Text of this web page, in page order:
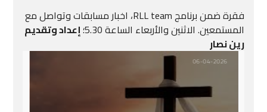
فقرة ضمن برنامج RLL team، اخبار مسابقات وتواصل مع
المستمعين. الاثنين والأربعاء الساعة 5.30؛
إعداد وتقديم
رين نصار
06-04-2026